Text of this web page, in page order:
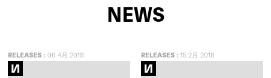
NEWS
RELEASES : 06 4月 2018 RELEASES:15 2月 2018